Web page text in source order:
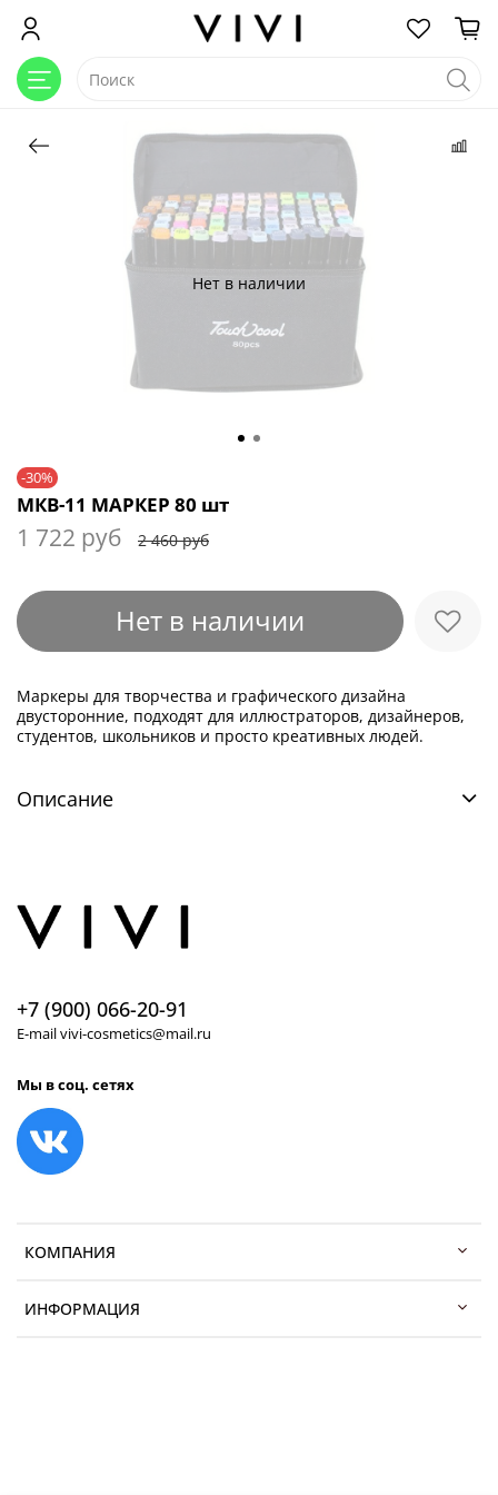
Нет в наличии
-30%
МКВ-11 МАРКЕР 80 шт
1 722 руб 2 460 руб
Нет в наличии
Маркеры для творчества и графического дизайна
двусторонние, подходят для иллюстраторов, дизайнеров,
студентов, школьников и просто креативных людей.
Описание
КОМПАНИЯ
ИНФОРМАЦИЯ
+7 (900) 066-20-91
E-mail vivi-cosmetics@mail.ru
Мы в соц. сетях